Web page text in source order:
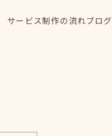
サービス制作の流れブログ